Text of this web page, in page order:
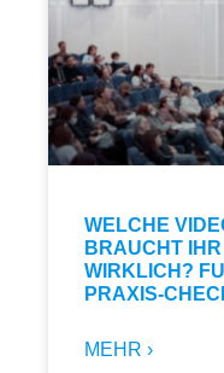
WELCHE
BRAUCHT
WIRKLICH?
PRAXIS-
MEHR ›